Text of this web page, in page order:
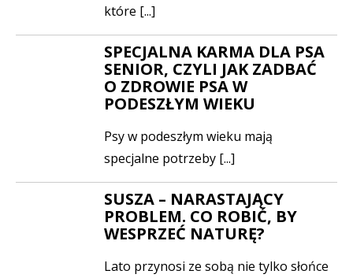
które [...]
SPECJALNA KARMA DLA PSA
SENIOR, CZYLI JAK ZADBAĆ
O ZDROWIE PSA W
PODESZŁYM WIEKU
Psy w podeszłym wieku mają
specjalne potrzeby [...]
SUSZA – NARASTAJĄCY
PROBLEM. CO ROBIĆ, BY
WESPRZEĆ NATURĘ?
Lato przynosi ze sobą nie tylko słońce